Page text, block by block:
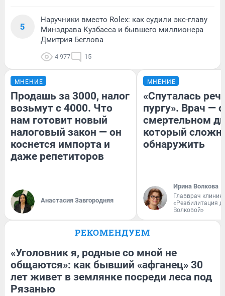
5
Наручники вместо Rolex: как судили экс-главу
Минздрава Кузбасса и бывшего миллионера
Дмитрия Беглова
4 977 15
МНЕНИЕ
Продашь за 3000, налог
возьмут с 4000. Что
нам готовит новый
налоговый закон — он
коснется импорта и
даже репетиторов
Анастасия Завгородняя
МНЕНИЕ
«Спуталась
пургу». Врач — о
смертельном
который
обнаружить
Ирина Волкова
Главврач
«Реабилитация
Волковой»
РЕКОМЕНДУЕМ
«Уголовник я, родные со мной не
общаются»: как бывший «афганец» 30
лет живет в землянке посреди леса под
Рязанью